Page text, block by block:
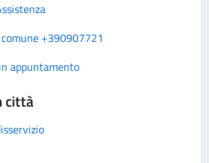
+390907721
appuntamento
città